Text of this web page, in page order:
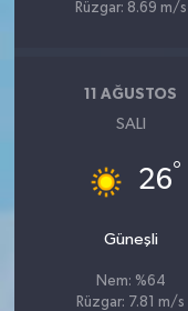
Rüzgar: 8.69 m/s
11 AĞUSTOS
SALI
26°
Güneşli
Nem: %64
Rüzgar: 7.81 m/s
HABERDE